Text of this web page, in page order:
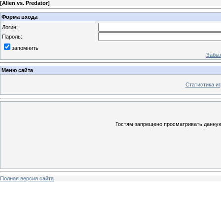
[Alien vs. Predator]
Форма входа
Логин:
Пароль:
запомнить
Меню сайта
Статистика
Гостям запрещено просматривать
Полная версия сайта